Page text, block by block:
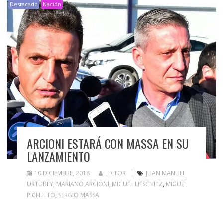
Destacado Nación
ARCIONI ESTARÁ CON MASSA EN SU
LANZAMIENTO
10 DICIEMBRE, 2018 EDITOR
JUAN MANUEL
URTUBEY, MARIANO ARCIONI, MIGUEL LIFSCHITZ, MIGUEL
PICHETTO, SERGIO MASSA